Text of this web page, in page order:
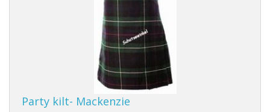
Party kilt- Mackenzie